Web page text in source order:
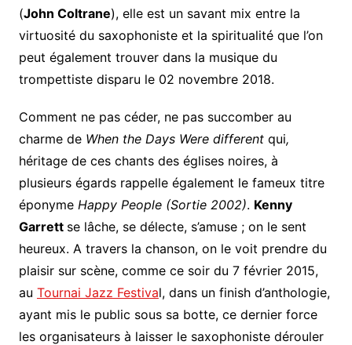
(John Coltrane), elle est un savant mix entre la
virtuosité du saxophoniste et la spiritualité que l’on
peut également trouver dans la musique du
trompettiste disparu le 02 novembre 2018.
Comment ne pas céder, ne pas succomber au
charme de When the Days Were different qui,
héritage de ces chants des églises noires, à
plusieurs égards rappelle également le fameux titre
éponyme Happy People (Sortie 2002). Kenny
Garrett se lâche, se délecte, s’amuse ; on le sent
heureux. A travers la chanson, on le voit prendre du
plaisir sur scène, comme ce soir du 7 février 2015,
au Tournai Jazz Festival, dans un finish d’anthologie,
ayant mis le public sous sa botte, ce dernier force
les organisateurs à laisser le saxophoniste dérouler